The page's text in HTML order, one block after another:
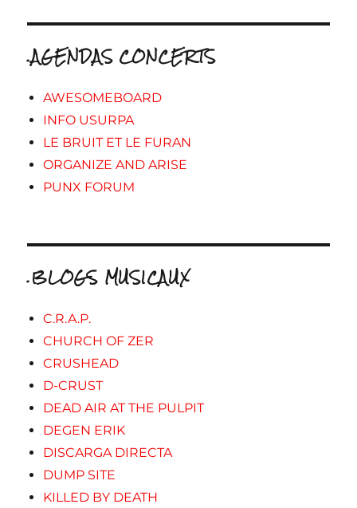
.AGENDAS CONCERTS
AWESOMEBOARD
INFO USURPA
LE BRUIT ET LE FURAN
ORGANIZE AND ARISE
PUNX FORUM
.BLOGS MUSICAUX
C.R.A.P.
CHURCH OF ZER
CRUSHEAD
D-CRUST
DEAD AIR AT THE PULPIT
DEGEN ERIK
DISCARGA DIRECTA
DUMP SITE
KILLED BY DEATH